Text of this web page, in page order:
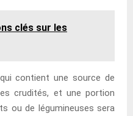
clés sur les
contient une source de
crudités, et une portion
ou de légumineuses sera